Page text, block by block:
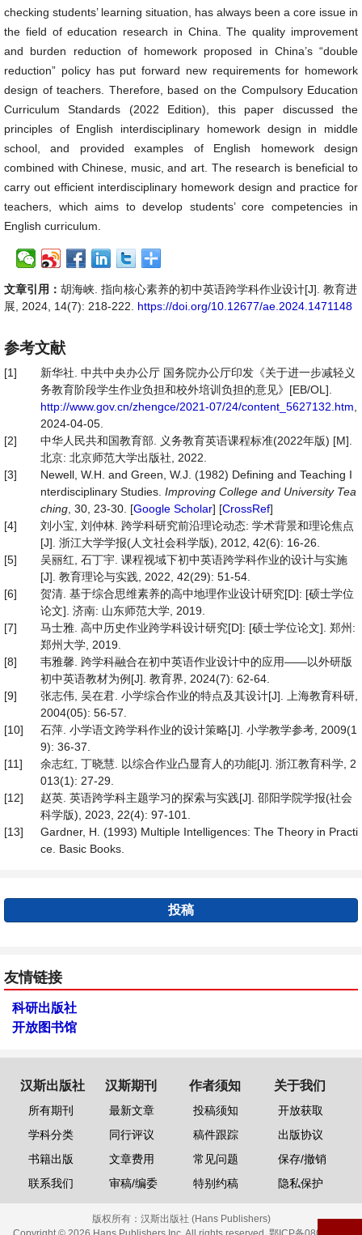
checking students’ learning situation, has always been a core issue in
the field of education research in China. The quality improvement
and burden reduction of homework proposed in China’s “double
reduction” policy has put forward new requirements for homework
design of teachers. Therefore, based on the Compulsory Education
Curriculum Standards (2022 Edition), this paper discussed the
principles of English interdisciplinary homework design in middle
school, and provided examples of English homework design
combined with Chinese, music, and art. The research is beneficial to
carry out efficient interdisciplinary homework design and practice for
teachers, which aims to develop students’ core competencies in
English curriculum.
文章引用： 胡海峡. 指向核心素养的初中英语跨学科作业设计[J]. 教育进
展, 2024, 14(7): 218-222. https://doi.org/10.12677/ae.2024.1471148
参考文献
[1]
新华社. 中共中央办公厅 国务院办公厅印发《关于进一步减轻义
务教育阶段学生作业负担和校外培训负担的意见》[EB/OL].
http://www.gov.cn/zhengce/2021-07/24/content_5627132.htm
2024-04-05.
[2]
中华人民共和国教育部. 义务教育英语课程标准(2022年版) [M].
北京: 北京师范大学出版社, 2022.
[3]
Newell, W.H. and Green, W.J. (1982) Defining and Teaching I
nterdisciplinary Studies. Improving College and University Tea
ching , 30, 23-30. [Google Scholar] [CrossRef]
[4]
刘小宝, 刘仲林. 跨学科研究前沿理论动态: 学术背景和理论焦点
[J]. 浙江大学学报(人文社会科学版), 2012, 42(6): 16-26.
[5]
吴丽红, 石丁宇. 课程视域下初中英语跨学科作业的设计与实施
[J]. 教育理论与实践, 2022, 42(29): 51-54.
[6]
贺清. 基于综合思维素养的高中地理作业设计研究[D]: [硕士学位
论文]. 济南: 山东师范大学, 2019.
[7]
马士雅. 高中历史作业跨学科设计研究[D]: [硕士学位论文]. 郑州:
郑州大学, 2019.
[8]
韦雅馨. 跨学科融合在初中英语作业设计中的应用——以外研版
初中英语教材为例[J]. 教育界, 2024(7): 62-64.
[9]
张志伟, 吴在君. 小学综合作业的特点及其设计[J]. 上海教育科研,
2004(05): 56-57.
[10]
石萍. 小学语文跨学科作业的设计策略[J]. 小学教学参考, 2009(1
9): 36-37.
[11]
余志红, 丁晓慧. 以综合作业凸显育人的功能[J]. 浙江教育科学, 2
013(1): 27-29.
[12]
赵英. 英语跨学科主题学习的探索与实践[J]. 邵阳学院学报(社会
科学版), 2023, 22(4): 97-101.
[13]
Gardner, H. (1993) Multiple Intelligences: The Theory in Practi
ce. Basic Books.
投稿
友情链接
科研出版社
开放图书馆
汉斯出版社
所有期刊
学科分类
书籍出版
联系我们
汉斯期刊
最新文章
同行评议
文章费用
审稿/编委
作者须知
投稿须知
稿件跟踪
常见问题
特别约稿
关于我们
开放获取
出版协议
保存/撤销
隐私保护
版权所有： 汉斯出版社 (Hans Publishers)